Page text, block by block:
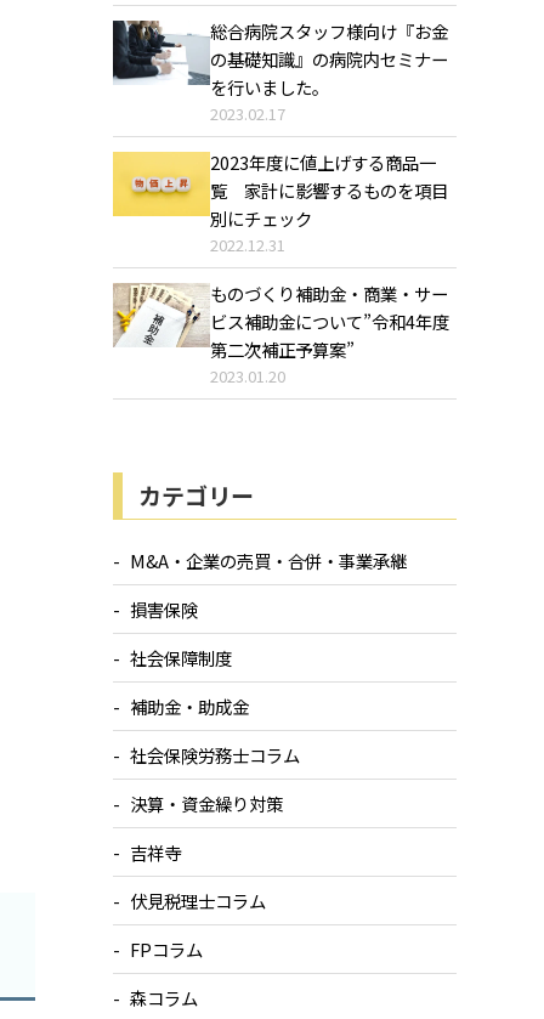
総合病院スタッフ様向け『お金
の基礎知識』の病院内セミナー
を行いました。
2023.02.17
2023年度に値上げする商品一
覧 家計に影響するものを項目
別にチェック
2022.12.31
ものづくり補助金・商業・サー
ビス補助金について”令和4年度
第二次補正予算案”
2023.01.20
カテゴリー
M&A・企業の売買・合併・事業承継
損害保険
社会保障制度
補助金・助成金
社会保険労務士コラム
決算・資金繰り対策
吉祥寺
伏見税理士コラム
FPコラム
森コラム